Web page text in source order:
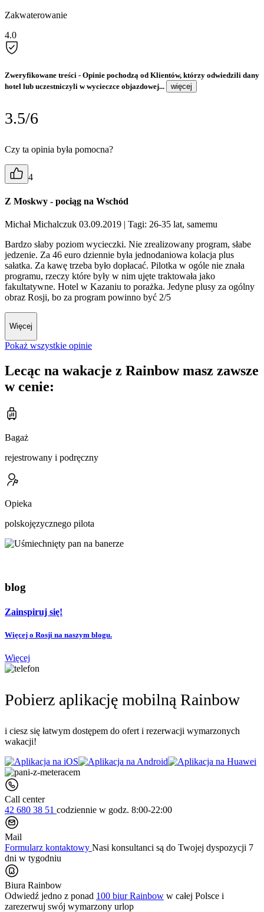
Zakwaterowanie
4.0
Zweryfikowane treści - Opinie pochodzą od Klientów, którzy odwiedzili dany
hotel lub uczestniczyli w wycieczce objazdowej...
więcej
3.5/6
Czy ta opinia była pomocna?
4
Z Moskwy - pociąg na Wschód
Michał Michalczuk 03.09.2019 | Tagi: 26-35 lat, samemu
Bardzo słaby poziom wycieczki. Nie zrealizowany program, słabe
jedzenie. Za 46 euro dziennie była jednodaniowa kolacja plus
sałatka. Za kawę trzeba było dopłacać. Pilotka w ogóle nie znała
programu, rzeczy które były w nim ujęte traktowała jako
fakultatywne. Hotel w Kazaniu to porażka. Jedyne plusy za ogólny
obraz Rosji, bo za program powinno być 2/5
Więcej
Pokaż wszystkie opinie
Lecąc na wakacje z Rainbow masz zawsze
w cenie:
Bagaż
rejestrowany i podręczny
Opieka
polskojęzycznego pilota
blog
Zainspiruj się!
Więcej o Rosji na naszym blogu.
Więcej
Pobierz aplikację mobilną Rainbow
i ciesz się łatwym dostępem do ofert i rezerwacji wymarzonych
wakacji!
Call center
42 680 38 51 codziennie w godz. 8:00-22:00
Mail
Formularz kontaktowy Nasi konsultanci są do Twojej dyspozycji 7
dni w tygodniu
Biura Rainbow
Odwiedź jedno z ponad 100 biur Rainbow w całej Polsce i
zarezerwuj swój wymarzony urlop